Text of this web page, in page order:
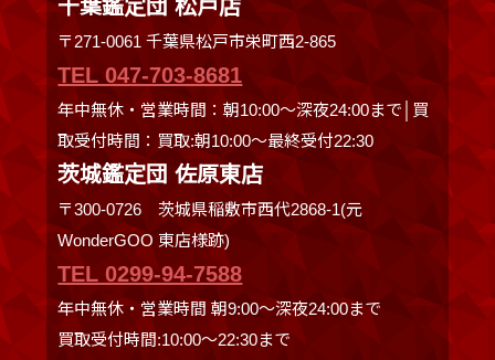
千葉鑑定団 松戸店
〒271-0061 千葉県松戸市栄町西2-865
TEL 047-703-8681
年中無休・営業時間：朝10:00～深夜24:00まで│買
取受付時間：買取:朝10:00～最終受付22:30
茨城鑑定団 佐原東店
〒300-0726 茨城県稲敷市西代2868-1(元
WonderGOO 東店様跡)
TEL 0299-94-7588
年中無休・営業時間 朝9:00〜深夜24:00まで
買取受付時間:10:00〜22:30まで